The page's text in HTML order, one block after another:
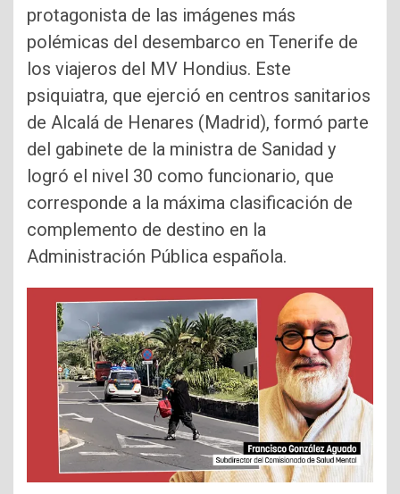
protagonista de las imágenes más
polémicas del desembarco en Tenerife de
los viajeros del MV Hondius. Este
psiquiatra, que ejerció en centros sanitarios
de Alcalá de Henares (Madrid), formó parte
del gabinete de la ministra de Sanidad y
logró el nivel 30 como funcionario, que
corresponde a la máxima clasificación de
complemento de destino en la
Administración Pública española.